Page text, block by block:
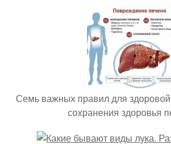
Семь важных правил для
сохранения здоровья